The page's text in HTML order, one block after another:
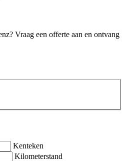
Vraag een offerte aan en ontvang
Kenteken
Kilometerstand